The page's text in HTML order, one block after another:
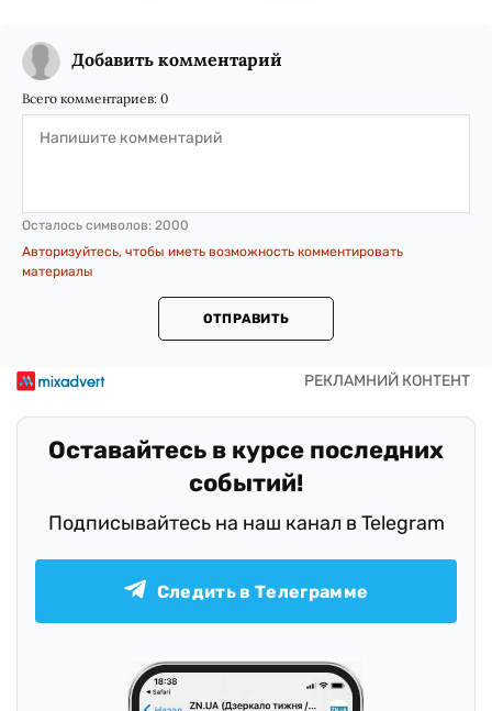
Добавить комментарий
Всего комментариев: 0
Осталось символов: 2000
Авторизуйтесь, чтобы иметь возможность комментировать
материалы
ОТПРАВИТЬ
Оставайтесь в курсе последних
событий!
Подписывайтесь на наш канал в Telegram
Следить в Телеграмме